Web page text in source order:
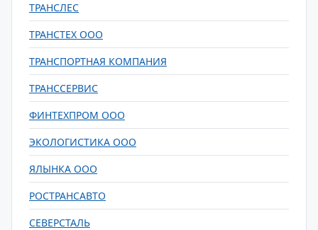
ТРАНСЛЕС
ТРАНСТЕХ ООО
ТРАНСПОРТНАЯ КОМПАНИЯ
ТРАНССЕРВИС
ФИНТЕХПРОМ ООО
ЭКОЛОГИСТИКА ООО
ЯЛЫНКА ООО
РОСТРАНСАВТО
СЕВЕРСТАЛЬ